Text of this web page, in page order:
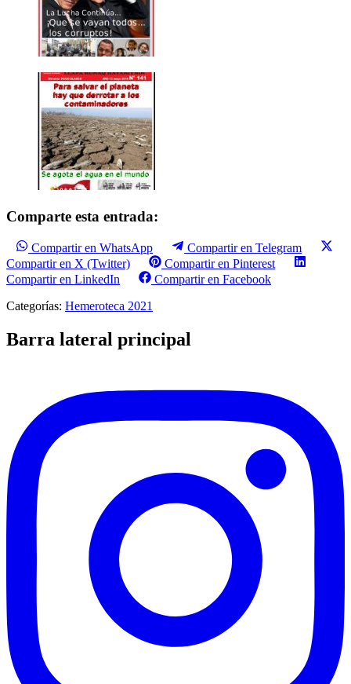
Comparte esta entrada:
Compartir en WhatsApp
Compartir en Telegram
Compartir en X (Twitter)
Compartir en Pinterest
Compartir en LinkedIn
Compartir en Facebook
Categorías: Hemeroteca 2021
Barra lateral principal